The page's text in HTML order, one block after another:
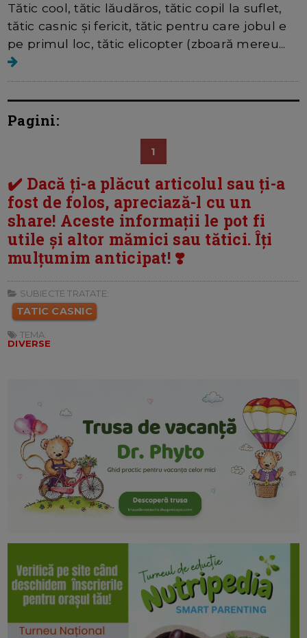
Tătic cool, tătic lăudăros, tătic copil la suflet,
tătic casnic și fericit, tătic pentru care jobul e
pe primul loc, tătic elicopter (zboară mereu...
Pagini:
1
✔️ Dacă ți-a plăcut articolul sau ți-a
fost de folos, apreciază-l cu un
share! Aceste informații le pot fi
utile și altor mămici sau tătici. Îți
mulțumim anticipat! ❣️
SUBIECTE TRATATE:
TATIC CASNIC
TEMA:
DIVERSE